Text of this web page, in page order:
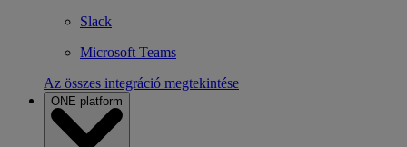
Slack
Microsoft Teams
Az összes integráció megtekintése
ONE platform